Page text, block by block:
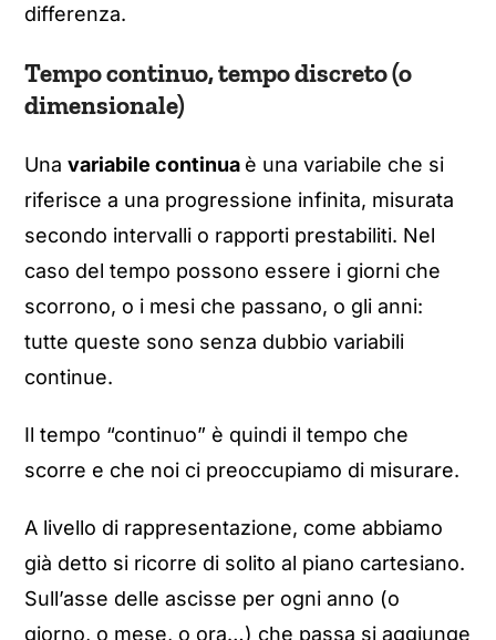
differenza.
Tempo continuo, tempo discreto (o
dimensionale)
Unavariabile continua è una variabile che si
riferisce a una progressione infinita, misurata
secondo intervalli o rapporti prestabiliti. Nel
caso del tempo possono essere i giorni che
scorrono, o i mesi che passano, o gli anni:
tutte queste sono senza dubbio variabili
continue.
Il tempo “continuo” è quindi il tempo che
scorre e che noi ci preoccupiamo di misurare.
A livello di rappresentazione, come abbiamo
già detto si ricorre di solito al piano cartesiano.
Sull’asse delle ascisse per ogni anno (o
giorno, o mese, o ora…) che passa si aggiunge